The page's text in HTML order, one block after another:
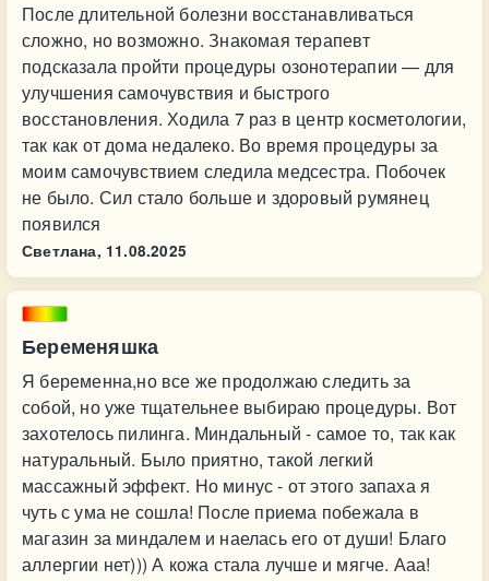
После длительной болезни восстанавливаться
сложно, но возможно. Знакомая терапевт
подсказала пройти процедуры озонотерапии — для
улучшения самочувствия и быстрого
восстановления. Ходила 7 раз в центр косметологии,
так как от дома недалеко. Во время процедуры за
моим самочувствием следила медсестра. Побочек
не было. Сил стало больше и здоровый румянец
появился
Светлана, 11.08.2025
Беременяшка
Я беременна,но все же продолжаю следить за
собой, но уже тщательнее выбираю процедуры. Вот
захотелось пилинга. Миндальный - самое то, так как
натуральный. Было приятно, такой легкий
массажный эффект. Но минус - от этого запаха я
чуть с ума не сошла! После приема побежала в
магазин за миндалем и наелась его от души! Благо
аллергии нет))) А кожа стала лучше и мягче. Ааа!